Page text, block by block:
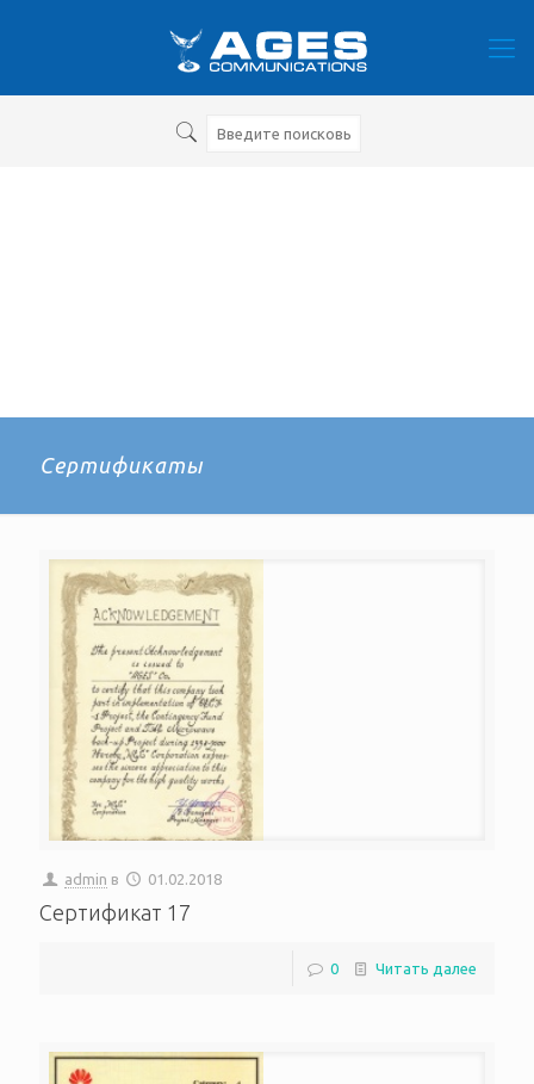
Сертификаты
admin в 01.02.2018
Сертификат 17
0 Читать далее